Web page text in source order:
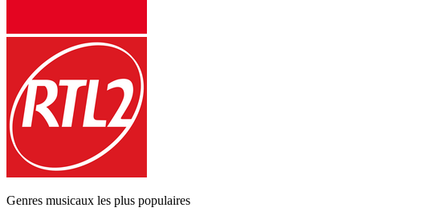
Genres musicaux les plus populaires